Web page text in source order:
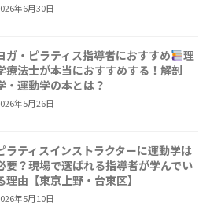
年6月30日
ガ・ピラティス指導者におすすめ
理
療法士が本当におすすめする！解剖
・運動学の本とは？
年5月26日
ラティスインストラクターに運動学は
要？現場で選ばれる指導者が学んでい
理由【東京上野・台東区】
年5月10日